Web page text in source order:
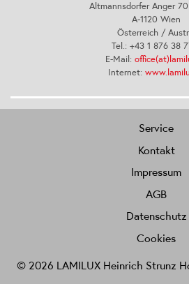
Altmannsdorfer Anger
A-1120 Wien
Österreich /
Tel.: +43 1 876 38
E-Mail:
Internet:
Service
Kontakt
Impressum
AGB
Datenschutz
Cookies
© 2026 LAMILUX Heinrich Strunz